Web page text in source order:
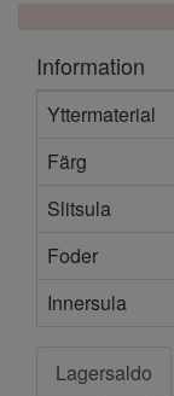
Information
Yttermaterial
Färg
Slitsula
Foder
Innersula
Lagersaldo